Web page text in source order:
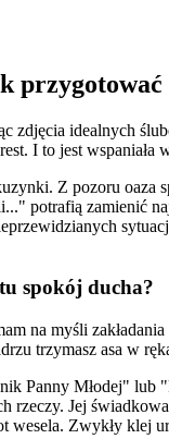
zdjęcia idealnych
I to jest wspaniała
Z pozoru
potrafią zamienić
spokój ducha?
na myśli
trzymasz asa w
Panny Młodej" lub
rzeczy. Jej
wesela. Zwykły klej